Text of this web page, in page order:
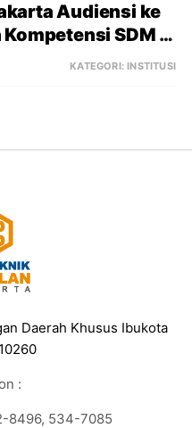
Audiensi ke
SDM
KATEGORI:INSTITUSI
Daerah Khusus Ibukota
:
8496, 534-7085